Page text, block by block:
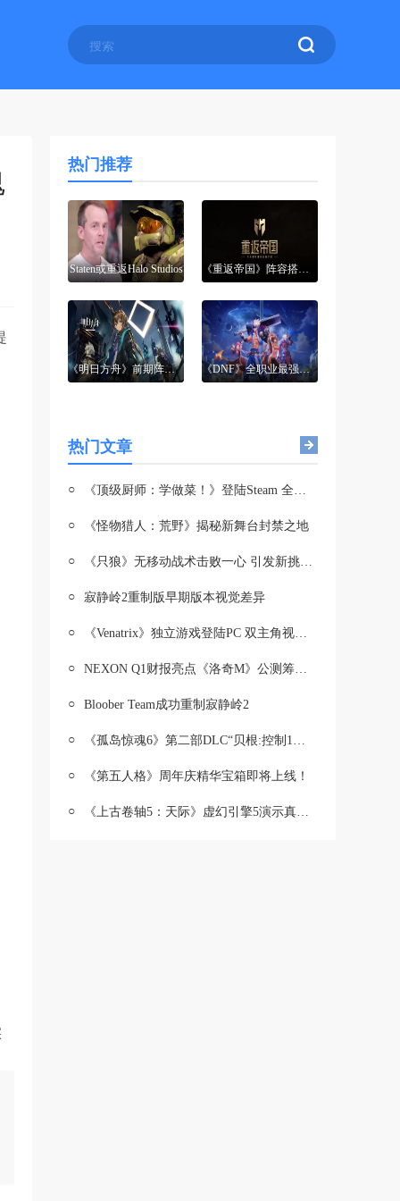
热门推荐
Staten或重返Halo Studios 《重返帝国》阵容搭配大全
《明日方舟》前期阵容培养攻略大全 《DNF》全职业最强加点大全2022
热门文章
○ 《顶级厨师：学做菜！》登陆Steam 全球烹饪盛宴开启
○ 《怪物猎人：荒野》揭秘新舞台封禁之地
○ 《只狼》无移动战术击败一心 引发新挑战热潮
○ 寂静岭2重制版早期版本视觉差异
○ 《Venatrix》独立游戏登陆PC 双主角视角引热议
○ NEXON Q1财报亮点《洛奇M》公测筹备中年内有望与玩家见面
○ Bloober Team成功重制寂静岭2
○ 《孤岛惊魂6》第二部DLC“贝根:控制1月11日推出
○ 《第五人格》周年庆精华宝箱即将上线！
○ 《上古卷轴5：天际》虚幻引擎5演示真实的溪木镇